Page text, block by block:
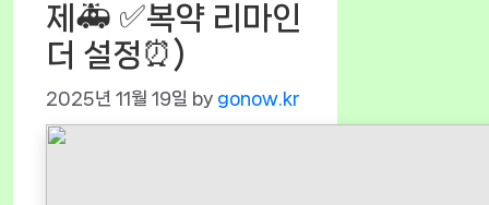
제🚑 ✅복약 리마인
더 설정⏰)
2025년 11월 19일 by gonow.kr